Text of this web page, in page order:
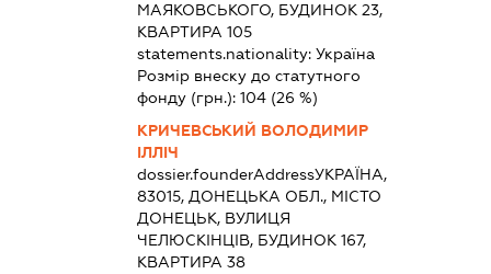
МАЯКОВСЬКОГО, БУДИНОК 23,
КВАРТИРА 105
statements.nationality:Україна
Розмір внеску до статутного
фонду (грн.):104 (26 %)
КРИЧЕВСЬКИЙ ВОЛОДИМИР
ІЛЛІЧ
dossier.founderAddressУКРАЇНА,
83015, ДОНЕЦЬКА ОБЛ., МІСТО
ДОНЕЦЬК, ВУЛИЦЯ
ЧЕЛЮСКІНЦІВ, БУДИНОК 167,
КВАРТИРА 38